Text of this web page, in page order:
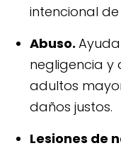
intencional
Abuso.
negligencia y
adultos
daños justos.
Lesiones de